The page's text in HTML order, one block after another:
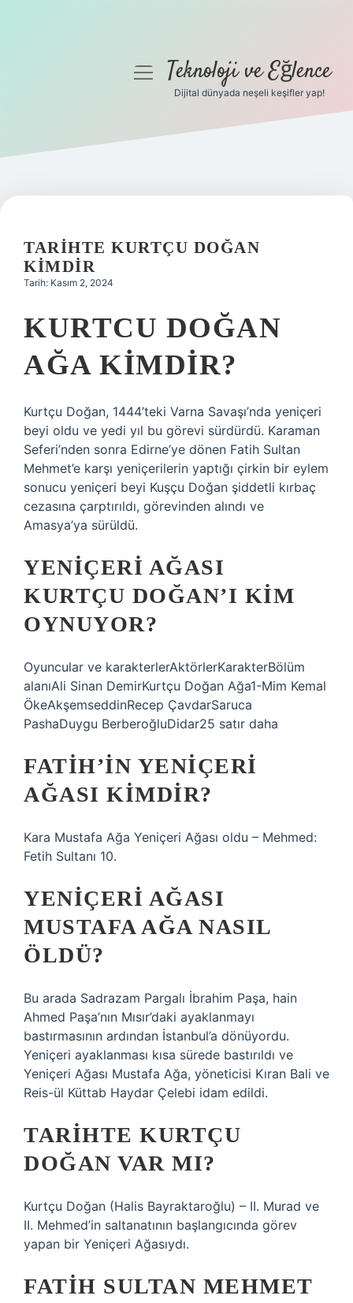
Gizlilik Politikası
Yasal Uyarı
menüyüTeknoloji ve Eğlence
Dijital dünyada neşeli keşifler yap!
TARIHTE KURTÇU DOĞAN
KIMDIR
Tarih: Kasım 2, 2024
KURTCU DOĞAN
AĞA KIMDIR?
Kurtçu Doğan, 1444’teki Varna Savaşı’nda yeniçeri
beyi oldu ve yedi yıl bu görevi sürdürdü. Karaman
Seferi’nden sonra Edirne’ye dönen Fatih Sultan
Mehmet’e karşı yeniçerilerin yaptığı çirkin bir eylem
sonucu yeniçeri beyi Kuşçu Doğan şiddetli kırbaç
cezasına çarptırıldı, görevinden alındı ​​ve
Amasya’ya sürüldü.
YENIÇERI AĞASI
KURTÇU DOĞAN’I KIM
OYNUYOR?
Oyuncular ve karakterlerAktörlerKarakterBölüm
alanıAli Sinan DemirKurtçu Doğan Ağa1-Mim Kemal
ÖkeAkşemseddinRecep ÇavdarSaruca
PashaDuygu BerberoğluDidar25 satır daha
FATIH’IN YENIÇERI
AĞASI KIMDIR?
Kara Mustafa Ağa Yeniçeri Ağası oldu – Mehmed:
Fetih Sultanı 10.
YENIÇERI AĞASI
MUSTAFA AĞA NASIL
ÖLDÜ?
Bu arada Sadrazam Pargalı İbrahim Paşa, hain
Ahmed Paşa’nın Mısır’daki ayaklanmayı
bastırmasının ardından İstanbul’a dönüyordu.
Yeniçeri ayaklanması kısa sürede bastırıldı ve
Yeniçeri Ağası Mustafa Ağa, yöneticisi Kıran Bali ve
Reis-ül Küttab Haydar Çelebi idam edildi.
TARIHTE KURTÇU
DOĞAN VAR MI?
Kurtçu Doğan (Halis Bayraktaroğlu) – II. Murad ve
II. Mehmed’in saltanatının başlangıcında görev
yapan bir Yeniçeri Ağasıydı.
FATIH SULTAN MEHMET